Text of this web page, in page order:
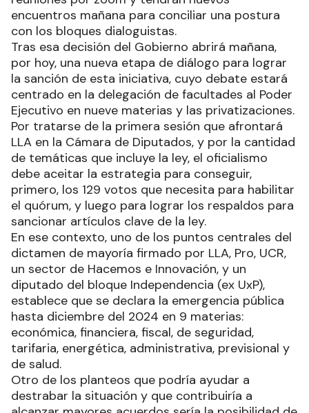
encuentros mañana para conciliar una postura
con los bloques dialoguistas.
Tras esa decisión del Gobierno abrirá mañana,
por hoy, una nueva etapa de diálogo para lograr
la sanción de esta iniciativa, cuyo debate estará
centrado en la delegación de facultades al Poder
Ejecutivo en nueve materias y las privatizaciones.
Por tratarse de la primera sesión que afrontará
LLA en la Cámara de Diputados, y por la cantidad
de temáticas que incluye la ley, el oficialismo
debe aceitar la estrategia para conseguir,
primero, los 129 votos que necesita para habilitar
el quórum, y luego para lograr los respaldos para
sancionar artículos clave de la ley.
En ese contexto, uno de los puntos centrales del
dictamen de mayoría firmado por LLA, Pro, UCR,
un sector de Hacemos e Innovación, y un
diputado del bloque Independencia (ex UxP),
establece que se declara la emergencia pública
hasta diciembre del 2024 en 9 materias:
económica, financiera, fiscal, de seguridad,
tarifaria, energética, administrativa, previsional y
de salud.
Otro de los planteos que podría ayudar a
destrabar la situación y que contribuiría a